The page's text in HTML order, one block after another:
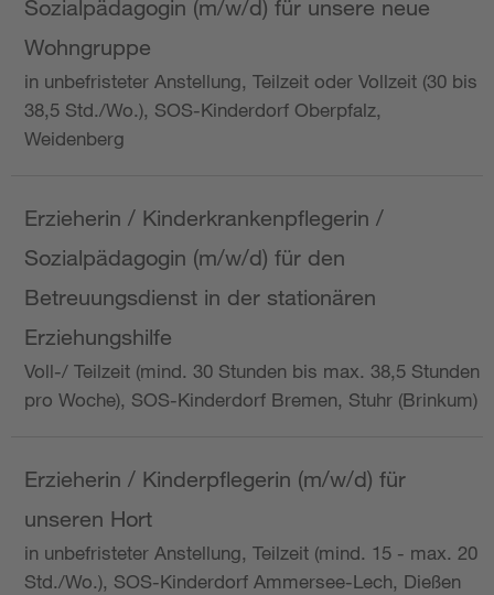
Sozialpädagogin (m/w/d) für unsere neue
Wohngruppe
in unbefristeter Anstellung, Teilzeit oder Vollzeit (30 bis
38,5 Std./Wo.), SOS-Kinderdorf Oberpfalz,
Weidenberg
Erzieherin / Kinderkrankenpflegerin /
Sozialpädagogin (m/w/d) für den
Betreuungsdienst in der stationären
Erziehungshilfe
Voll-/ Teilzeit (mind. 30 Stunden bis max. 38,5 Stunden
pro Woche), SOS-Kinderdorf Bremen, Stuhr (Brinkum)
Erzieherin / Kinderpflegerin (m/w/d) für
unseren Hort
in unbefristeter Anstellung, Teilzeit (mind. 15 - max. 20
Std./Wo.), SOS-Kinderdorf Ammersee-Lech, Dießen